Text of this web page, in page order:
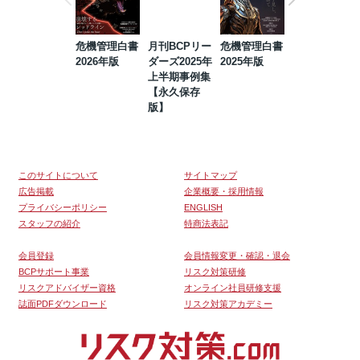
危機管理白書
2026年版
月刊BCPリー
ダーズ2025年
上半期事例集
【永久保存
版】
危機管理白書
2025年版
このサイトについて
サイトマップ
広告掲載
企業概要・採用情報
プライバシーポリシー
ENGLISH
スタッフの紹介
特商法表記
会員登録
会員情報変更・確認・退会
BCPサポート事業
リスク対策研修
リスクアドバイザー資格
オンライン社員研修支援
誌面PDFダウンロード
リスク対策アカデミー